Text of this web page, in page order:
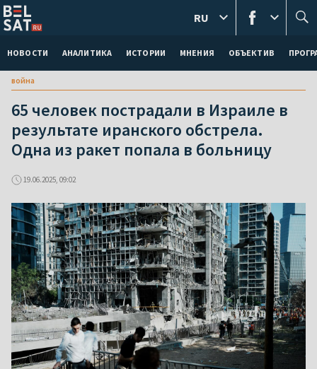
НОВОСТИ АНАЛИТИКА ИСТОРИИ МНЕНИЯ ОБЪЕКТИВ
RU
война
65 человек пострадали в Израиле в
результате иранского обстрела.
Одна из ракет попала в больницу
19.06.2025, 09:02